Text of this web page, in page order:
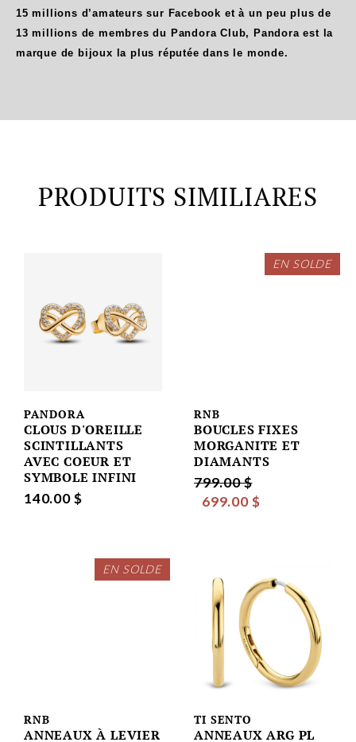
15 millions d’amateurs sur Facebook et à un peu plus de
13 millions de membres du Pandora Club, Pandora est la
marque de bijoux la plus réputée dans le monde.
PRODUITS SIMILIARES
PANDORA
CLOUS D'OREILLE
SCINTILLANTS
AVEC COEUR ET
SYMBOLE INFINI
140.00 $
EN SOLDE
RNB
BOUCLES FIXES
MORGANITE ET
DIAMANTS
799.00 $
699.00 $
EN SOLDE
RNB
ANNEAUX À LEVIER
TI SENTO
ANNEAUX ARG PL